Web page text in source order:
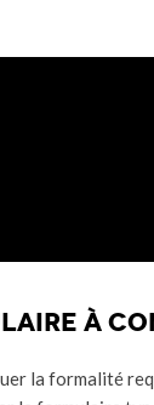
à
la formalité